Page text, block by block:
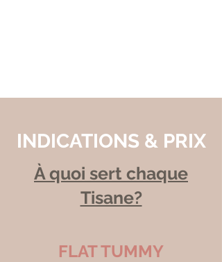
INDICATIONS & PRIX
À quoi sert chaque
Tisane?
FLAT TUMMY